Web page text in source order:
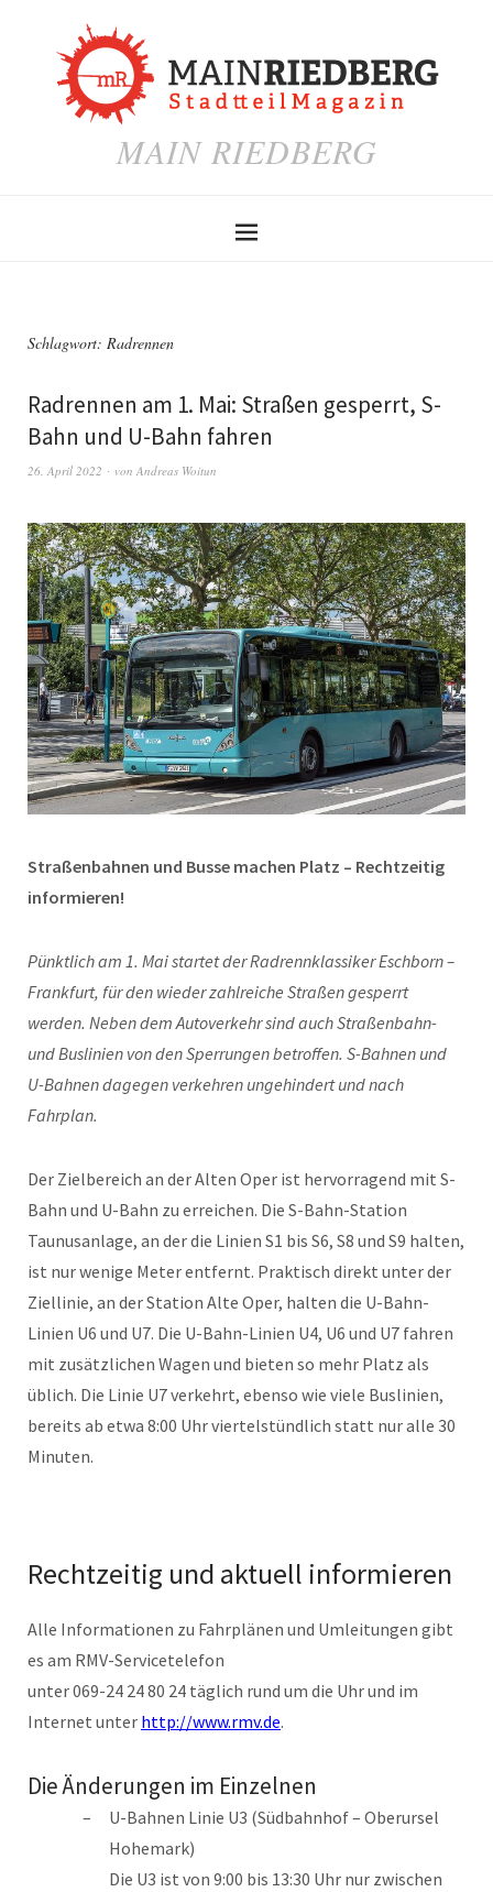
MAIN RIEDBERG
Schlagwort: Radrennen
Radrennen am 1. Mai: Straßen gesperrt, S-
Bahn und U-Bahn fahren
26. April 2022 von Andreas Woitun
Straßenbahnen und Busse machen Platz – Rechtzeitig
informieren!
Pünktlich am 1. Mai startet der Radrennklassiker Eschborn –
Frankfurt, für den wieder zahlreiche Straßen gesperrt
werden. Neben dem Autoverkehr sind auch Straßenbahn-
und Buslinien von den Sperrungen betroffen. S-Bahnen und
U-Bahnen dagegen verkehren ungehindert und nach
Fahrplan.
Der Zielbereich an der Alten Oper ist hervorragend mit S-
Bahn und U-Bahn zu erreichen. Die S-Bahn-Station
Taunusanlage, an der die Linien S1 bis S6, S8 und S9 halten,
ist nur wenige Meter entfernt. Praktisch direkt unter der
Ziellinie, an der Station Alte Oper, halten die U-Bahn-
Linien U6 und U7. Die U-Bahn-Linien U4, U6 und U7 fahren
mit zusätzlichen Wagen und bieten so mehr Platz als
üblich. Die Linie U7 verkehrt, ebenso wie viele Buslinien,
bereits ab etwa 8:00 Uhr viertelstündlich statt nur alle 30
Minuten.
Rechtzeitig und aktuell informieren
Alle Informationen zu Fahrplänen und Umleitungen gibt
es am RMV-Servicetelefon
unter 069-24 24 80 24 täglich rund um die Uhr und im
Internet unter http://www.rmv.de.
Die Änderungen im Einzelnen
U-Bahnen Linie U3 (Südbahnhof – Oberursel
Hohemark)
Die U3 ist von 9:00 bis 13:30 Uhr nur zwischen